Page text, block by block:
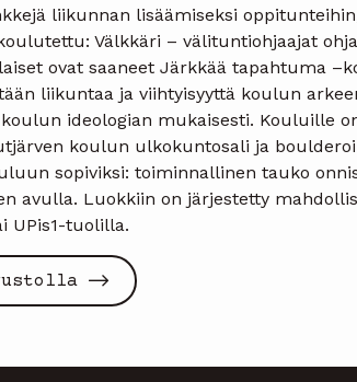
liikunnan lisäämiseksi
Välkkäri – välituntiohjaajat
ovat saaneet Järkkää tapahtuma
liikuntaa ja viihtyisyyttä koulun
ideologian mukaisesti. Kouluille
koulun ulkokuntosali ja
sopiviksi: toiminnallinen tauko
avulla. Luokkiin on järjestetty
UPis1-tuolilla.